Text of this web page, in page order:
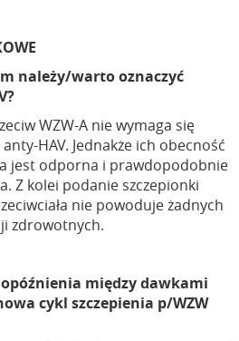
należy/warto oznaczyć
WZW-A nie wymaga się
HAV. Jednakże ich obecność
jest odporna i prawdopodobnie
Z kolei podanie szczepionki
nie powoduje żadnych
zdrowotnych.
między dawkami
cykl szczepienia p/WZW